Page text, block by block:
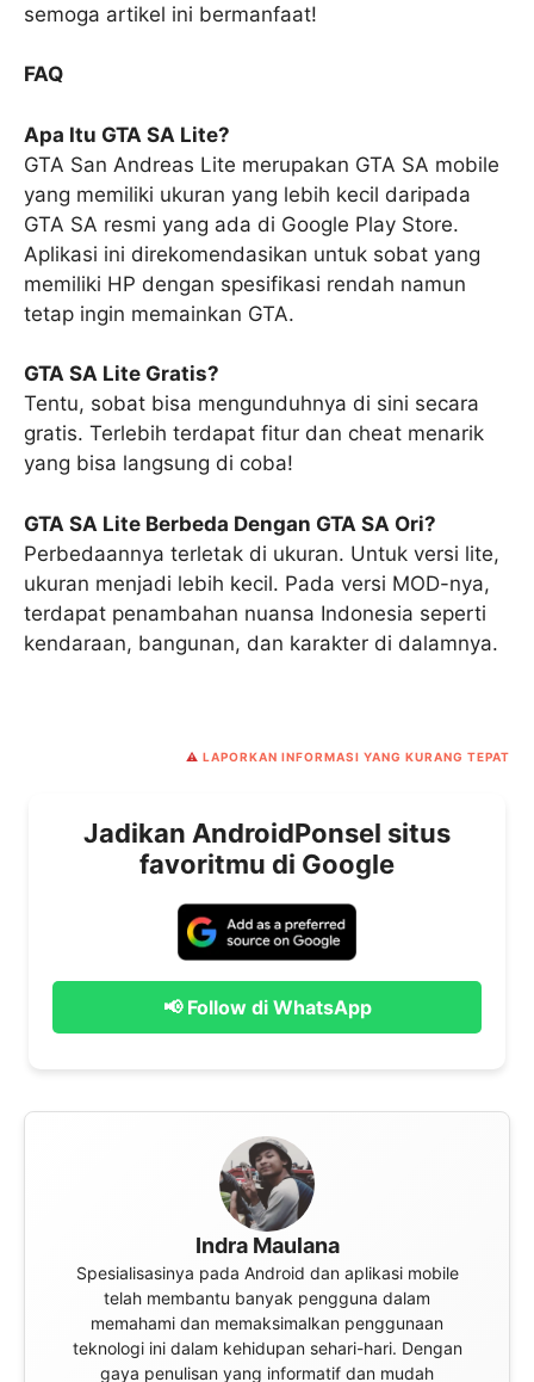
semoga artikel ini bermanfaat!
FAQ
Apa Itu GTA SA Lite?
GTA San Andreas Lite merupakan GTA SA mobile
yang memiliki ukuran yang lebih kecil daripada
GTA SA resmi yang ada di Google Play Store.
Aplikasi ini direkomendasikan untuk sobat yang
memiliki HP dengan spesifikasi rendah namun
tetap ingin memainkan GTA.
GTA SA Lite Gratis?
Tentu, sobat bisa mengunduhnya di sini secara
gratis. Terlebih terdapat fitur dan cheat menarik
yang bisa langsung di coba!
GTA SA Lite Berbeda Dengan GTA SA Ori?
Perbedaannya terletak di ukuran. Untuk versi lite,
ukuran menjadi lebih kecil. Pada versi MOD-nya,
terdapat penambahan nuansa Indonesia seperti
kendaraan, bangunan, dan karakter di dalamnya.
⚠️ LAPORKAN INFORMASI YANG KURANG TEPAT
Jadikan AndroidPonsel situs
favoritmu di Google
📢 Follow di WhatsApp
Indra Maulana
Spesialisasinya pada Android dan aplikasi mobile
telah membantu banyak pengguna dalam
memahami dan memaksimalkan penggunaan
teknologi ini dalam kehidupan sehari-hari. Dengan
gaya penulisan yang informatif dan mudah